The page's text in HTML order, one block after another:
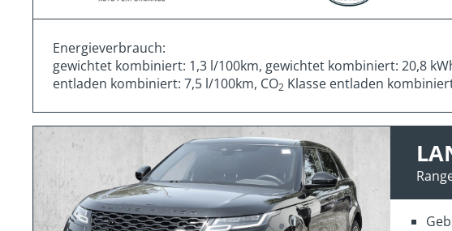
Energieverbrauch:
gewichtet kombiniert: 1,3 l/100km, gewichtet kombiniert: 20,8
entladen kombiniert: 7,5 l/100km, CO2 Klasse entladen